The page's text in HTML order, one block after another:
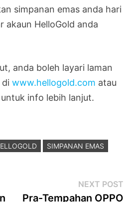
simpanan emas anda hari
akaun HelloGold anda
anda boleh layari laman
diwww.hellogold.com atau
info lebih lanjut.
SIMPANAN EMAS
NEXT POST
Pra-Tempahan OPPO